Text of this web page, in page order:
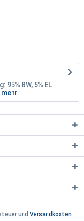
BW, 5% EL
mehr
und Versandkosten